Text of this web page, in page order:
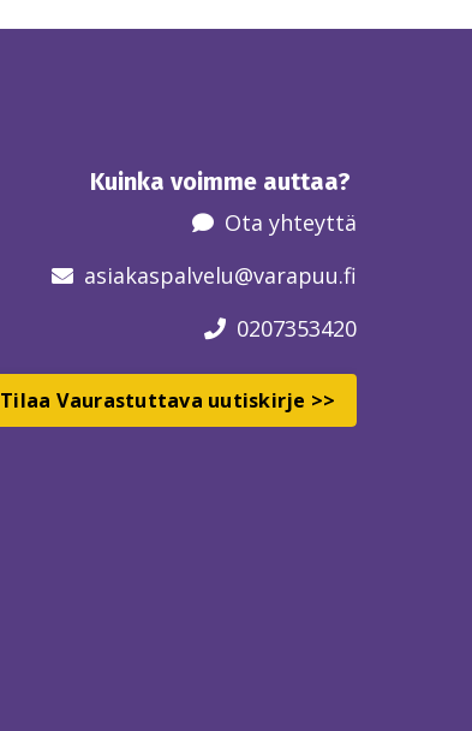
Kuinka voimme auttaa?
Ota yhteyttä
asiakaspalvelu@varapuu.fi
0207353420
Tilaa Vaurastuttava uutiskirje >>